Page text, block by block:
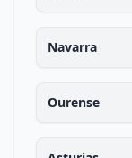
Navarra
Ourense